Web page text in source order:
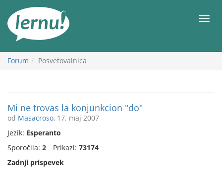
vsebini
Meni
Forum Posvetovalnica
Mi ne trovas la konjunkcion "do"
od Masacroso, 17. maj 2007
Jezik: Esperanto
Sporočila: 2 Prikazi: 73174
Zadnji prispevek